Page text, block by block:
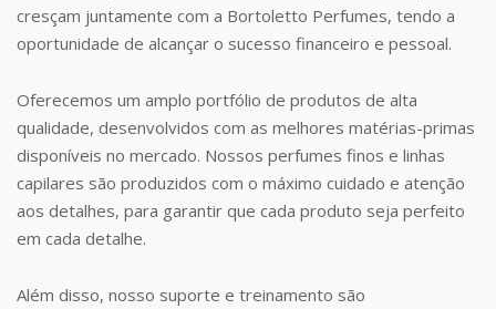
cresçam juntamente com a Bortoletto Perfumes, tendo a
oportunidade de alcançar o sucesso financeiro e pessoal.
Oferecemos um amplo portfólio de produtos de alta
qualidade, desenvolvidos com as melhores matérias-primas
disponíveis no mercado. Nossos perfumes finos e linhas
capilares são produzidos com o máximo cuidado e atenção
aos detalhes, para garantir que cada produto seja perfeito
em cada detalhe.
Além disso, nosso suporte e treinamento são